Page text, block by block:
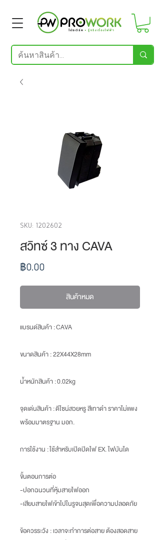
SKU: 1202602
สวิทซ์ 3 ทาง CAVA
฿0.00ราคา
สินค้าหมด
แบรนด์สินค้า :CAVA
ขนาดสินค้า: 22X44X28mm
น้ำหนักสินค้า: 0.02kg
จุดเด่นสินค้า :ดีไซน์สวยหรู สีเทาดำ ราคาไม่แพง
พร้อมมาตรฐาน มอก.
การใช้งาน :ใช้สำหรับเปิดปิดไฟ EX. ไฟบันได
ขั้นตอนการต่อ
-ปอกฉนวนที่หุ้มสายไฟออก
-เสียบสายไฟเข้าไปในรูจนสุดเพื่อความปลอดภัย
ข้อควรระวัง : เวลาจะทำการต่อสาย ต้องสอดสาย